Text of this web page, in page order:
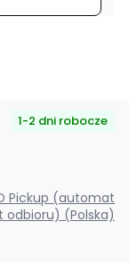
1-2 dni robocze
paczkowy | punkt odbioru) (Polska)